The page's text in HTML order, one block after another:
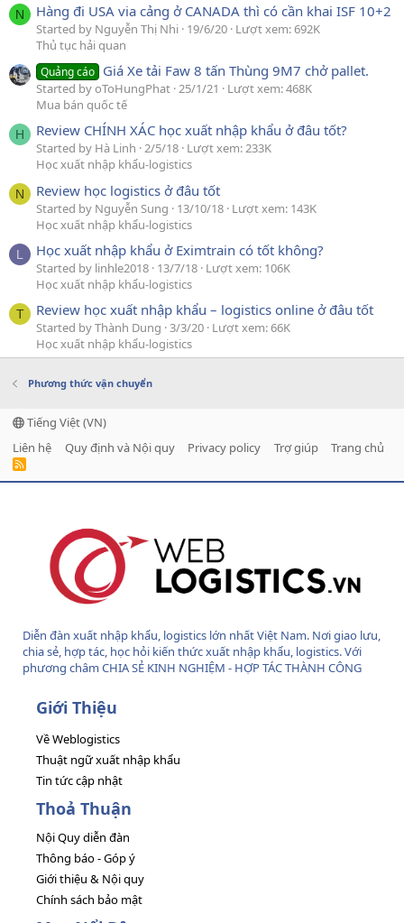
N Hàng đi USA via cảng ở CANADA thì có cần khai ISF 10+2
Started by Nguyễn Thị Nhi 19/6/20 Lượt xem: 692K
Thủ tục hải quan
Quảng cáo Giá Xe tải Faw 8 tấn Thùng 9M7 chở pallet.
Started by oToHungPhat 25/1/21
Lượt xem: 468K
Mua bán quốc tế
H Review CHÍNH XÁC học xuất nhập khẩu ở đâu tốt?
Started by Hà Linh 2/5/18 Lượt xem: 233K
Học xuất nhập khẩu-logistics
N Review học logistics ở đâu tốt
Started by Nguyễn Sung 13/10/18 Lượt xem: 143K
Học xuất nhập khẩu-logistics
L Học xuất nhập khẩu ở Eximtrain có tốt không?
Started by linhle2018 13/7/18 Lượt xem: 106K
Học xuất nhập khẩu-logistics
T Review học xuất nhập khẩu – logistics online ở đâu tốt
Started by Thành Dung 3/3/20 Lượt xem: 66K
Học xuất nhập khẩu-logistics
Phương thức vận chuyển
Tiếng Việt (VN)
Liên hệ
Quy định và Nội quy Privacy policy Trợ giúp Trang chủ
R
Diễn đàn xuất nhập khẩu, logistics lớn nhất Việt Nam. Nơi giao lưu,
chia sẻ, hợp tác, học hỏi kiến thức xuất nhập khẩu, logistics. Với
phương châm CHIA SẺ KINH NGHIỆM - HỢP TÁC THÀNH CÔNG
Giới Thiệu
Về Weblogistics
Thuật ngữ xuất nhập khẩu
Tin tức cập nhật
Thoả Thuận
Nội Quy diễn đàn
Thông báo - Góp ý
Giới thiệu & Nội quy
Chính sách bảo mật